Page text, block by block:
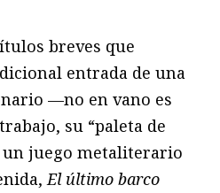
breves que
entrada de una
—no en vano es
su “paleta de
un juego metaliterario
El último barco